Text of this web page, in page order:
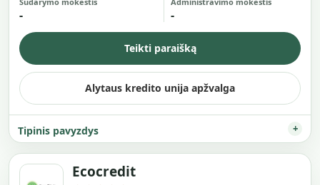
- -
Teikti paraišką
Alytaus kredito unija apžvalga
Tipinis pavyzdys
Ecocredit